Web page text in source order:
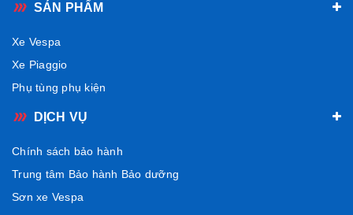
SẢN PHẨM
Xe Vespa
Xe Piaggio
Phụ tùng phụ kiện
DỊCH VỤ
Chính sách bảo hành
Trung tâm Bảo hành Bảo dưỡng
Sơn xe Vespa